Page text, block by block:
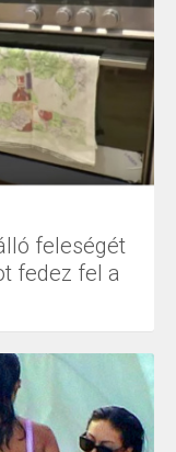
feleségét
fedez fel a